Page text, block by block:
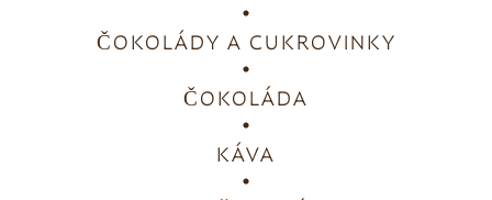
ČOKOLÁDY A CUKROVINKY
ČOKOLÁDA
KÁVA